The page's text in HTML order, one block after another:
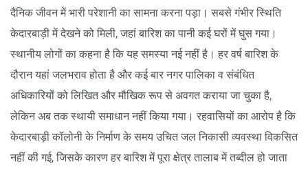
दैनिक जीवन में भारी परेशानी का सामना करना पड़ा। सबसे गंभीर स्थिति
केदारबाड़ी में देखने को मिली, जहां बारिश का पानी कई घरों में घुस गया।
स्थानीय लोगों का कहना है कि यह समस्या नई नहीं है। हर वर्ष बारिश के
दौरान यहां जलभराव होता है और कई बार नगर पालिका व संबंधित
अधिकारियों को लिखित और मौखिक रूप से अवगत कराया जा चुका है,
लेकिन अब तक स्थायी समाधान नहीं किया गया। रहवासियों का आरोप है कि
केदारबाड़ी कॉलोनी के निर्माण के समय उचित जल निकासी व्यवस्था विकसित
नहीं की गई, जिसके कारण हर बारिश में पूरा क्षेत्र तालाब में तब्दील हो जाता